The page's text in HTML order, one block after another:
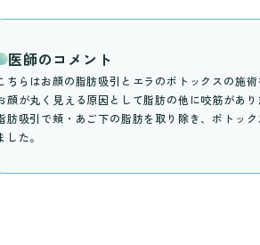
医師のコメント
ちらはお顔の脂肪吸引とエラのボトックスの施
顔が丸く見える原因として脂肪の他に咬筋があ
肪吸引で頬・あご下の脂肪を取り除き、ボトッ
した。